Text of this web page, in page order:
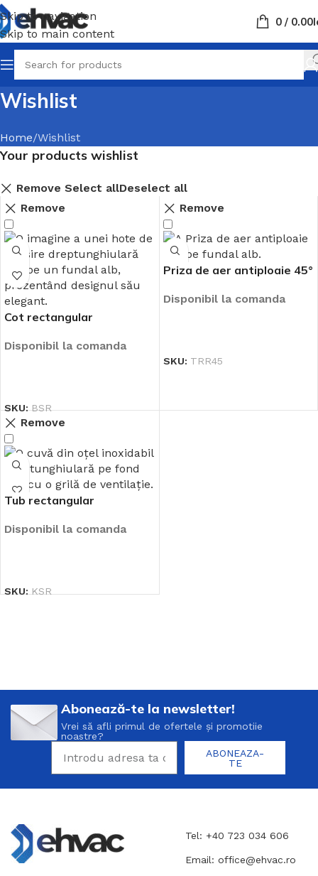
Skip to navigation
Skip to main content
0 / 0.00
Wishlist
Home Wishlist
Your products wishlist
Remove Select allDeselect all
Remove
Cot rectangular
Disponibil la comanda
SKU:BSR
Remove
Priza de aer antiploaie 45°
Disponibil la comanda
SKU: TRR45
Remove
Tub rectangular
Disponibil la comanda
SKU:KSR
Abonează-te la newsletter!
Vrei să afli primul de ofertele și promotiie
noastre?
ABONEAZA-
TE
Tel: +40 723 034 606
Email: office@ehvac.ro